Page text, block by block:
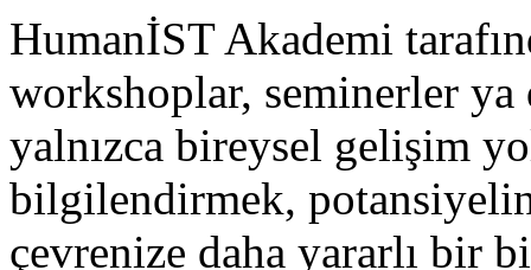
HumanİST Akademi
workshoplar, seminerler ya
yalnızca bireysel gelişim
bilgilendirmek,
çevrenize daha yararlı bir